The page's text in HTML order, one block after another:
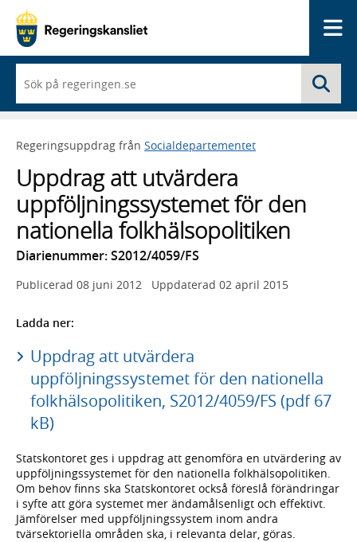
du
börjar
skriva
framträder
lista
med
sökförslag
Regeringsuppdrag från Socialdepartementet
Uppdrag att utvärdera
uppföljningssystemet för den
nationella folkhälsopolitiken
Diarienummer: S2012/4059/FS
Publicerad 08 juni 2012 Uppdaterad 02 april 2015
Ladda ner:
Uppdrag att utvärdera
uppföljningssystemet för den nationella
folkhälsopolitiken, S2012/4059/FS (pdf 67
kB)
Statskontoret ges i uppdrag att genomföra en utvärdering av
uppföljningssystemet för den nationella folkhälsopolitiken.
Om behov finns ska Statskontoret också föreslå förändringar
i syfte att göra systemet mer ändamålsenligt och effektivt.
Jämförelser med uppföljningssystem inom andra
tvärsektoriella områden ska, i relevanta delar, göras.